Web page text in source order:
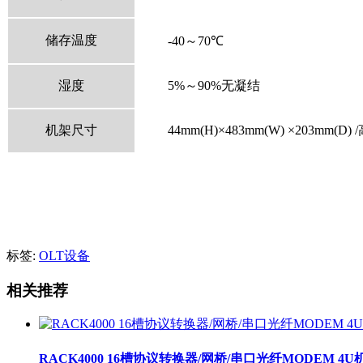
储存温度 -40～ 70℃
湿度 5%～90%无凝结
机架尺寸 44mm(H)×483mm(W) ×203mm(D) /
标签: OLT设备
相关推荐
RACK4000 16槽协议转换器/网桥/串口光纤MODEM 4U